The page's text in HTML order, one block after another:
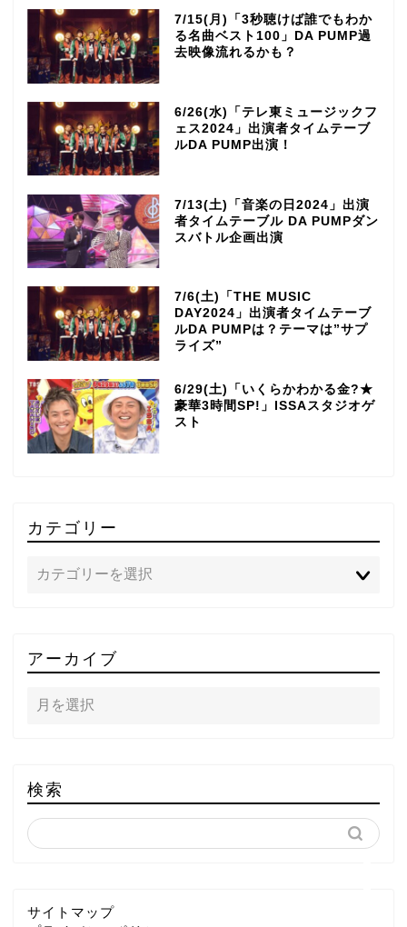
7/15(月)「3秒聴けば誰でもわか
る名曲ベスト100」DA PUMP過
去映像流れるかも？
6/26(水)「テレ東ミュージックフ
ェス2024」出演者タイムテーブ
ルDA PUMP出演！
7/13(土)「音楽の日2024」出演
者タイムテーブル DA PUMPダン
スバトル企画出演
7/6(土)「THE MUSIC
DAY2024」出演者タイムテーブ
ルDA PUMPは？テーマは”サプ
ライズ”
6/29(土)「いくらかわかる金?★
豪華3時間SP!」ISSAスタジオゲ
スト
カテゴリー
アーカイブ
検索
サイトマップ
～DA PUMP YORIの晴れ
ばれラジオ～